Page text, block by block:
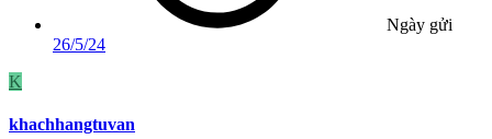
Ngày gửi
26/5/24
K
khachhangtuvan